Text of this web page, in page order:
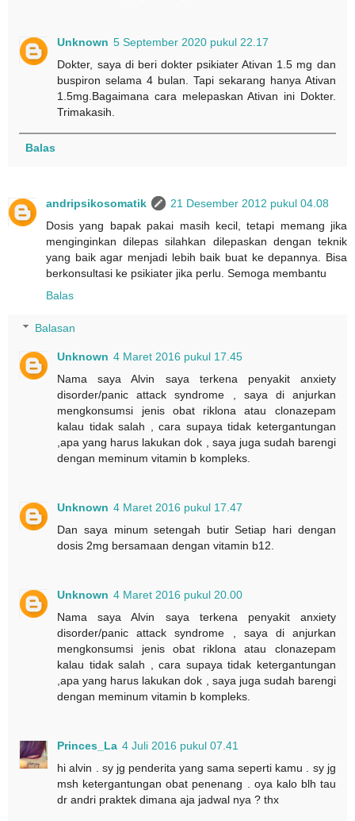
Unknown 5 September 2020 pukul 22.17
Dokter, saya di beri dokter psikiater Ativan 1.5 mg dan
buspiron selama 4 bulan. Tapi sekarang hanya Ativan
1.5mg.Bagaimana cara melepaskan Ativan ini Dokter.
Trimakasih.
Balas
andripsikosomatik
21 Desember 2012 pukul 04.08
Dosis yang bapak pakai masih kecil, tetapi memang jika
menginginkan dilepas silahkan dilepaskan dengan teknik
yang baik agar menjadi lebih baik buat ke depannya. Bisa
berkonsultasi ke psikiater jika perlu. Semoga membantu
Balas
Balasan
Unknown 4 Maret 2016 pukul 17.45
Nama saya Alvin saya terkena penyakit anxiety
disorder/panic attack syndrome , saya di anjurkan
mengkonsumsi jenis obat riklona atau clonazepam
kalau tidak salah , cara supaya tidak ketergantungan
,apa yang harus lakukan dok , saya juga sudah barengi
dengan meminum vitamin b kompleks.
Unknown 4 Maret 2016 pukul 17.47
Dan saya minum setengah butir Setiap hari dengan
dosis 2mg bersamaan dengan vitamin b12.
Unknown 4 Maret 2016 pukul 20.00
Nama saya Alvin saya terkena penyakit anxiety
disorder/panic attack syndrome , saya di anjurkan
mengkonsumsi jenis obat riklona atau clonazepam
kalau tidak salah , cara supaya tidak ketergantungan
,apa yang harus lakukan dok , saya juga sudah barengi
dengan meminum vitamin b kompleks.
Princes_La 4 Juli 2016 pukul 07.41
hi alvin . sy jg penderita yang sama seperti kamu . sy jg
msh ketergantungan obat penenang . oya kalo blh tau
dr andri praktek dimana aja jadwal nya ? thx